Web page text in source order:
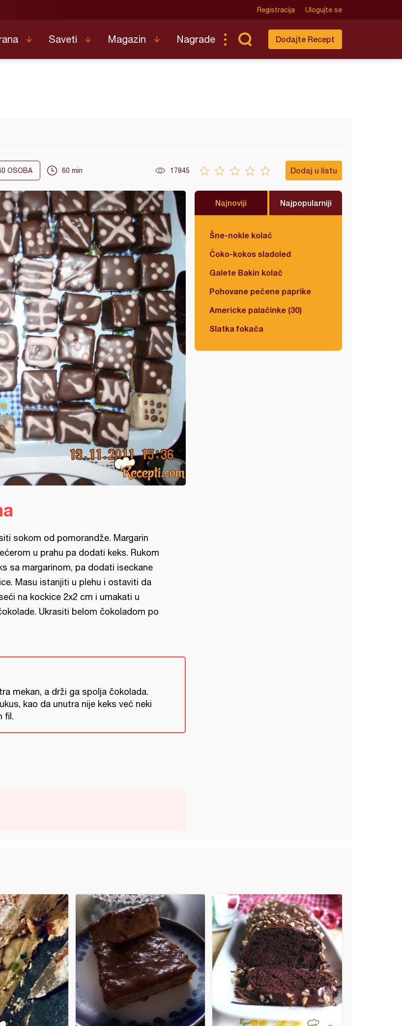
Registracija Ulogujte se
Saveti Magazin Nagrade Dodajte Recept
OSOBA 60 min 17845 Dodaj u listu
Najnoviji Najpopularniji
Šne-nokle kolač
Čoko-kokos sladoled
Galete Bakin kolač
Pohovane pečene paprike
Americke palačinke (30)
Slatka fokača
sokom od pomorandže. Margarin
u prahu pa dodati keks. Rukom
sa margarinom, pa dodati iseckane
Masu istanjiti u plehu i ostaviti da
na kockice 2x2 cm i umakati u
Ukrasiti belom čokoladom po
mekan, a drži ga spolja čokolada.
kao da unutra nije keks već neki
fil.